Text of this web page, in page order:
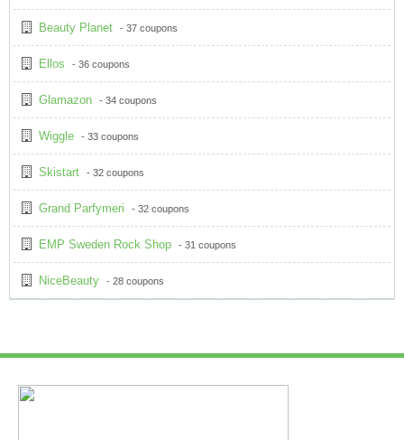
Beauty Planet - 37 coupons
Ellos - 36 coupons
Glamazon - 34 coupons
Wiggle - 33 coupons
Skistart - 32 coupons
Grand Parfymeri - 32 coupons
EMP Sweden Rock Shop - 31 coupons
NiceBeauty - 28 coupons